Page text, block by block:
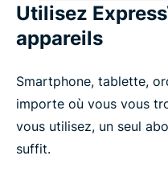
Utilisez
appareils
Smartphone, tablette,
importe où vous vous
vous utilisez, un seul
suffit.